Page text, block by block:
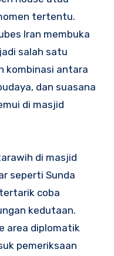
tertentu.
Iran membuka
salah satu
kombinasi antara
dan suasana
di masjid
di masjid
seperti Sunda
coba
kedutaan.
area diplomatik
pemeriksaan